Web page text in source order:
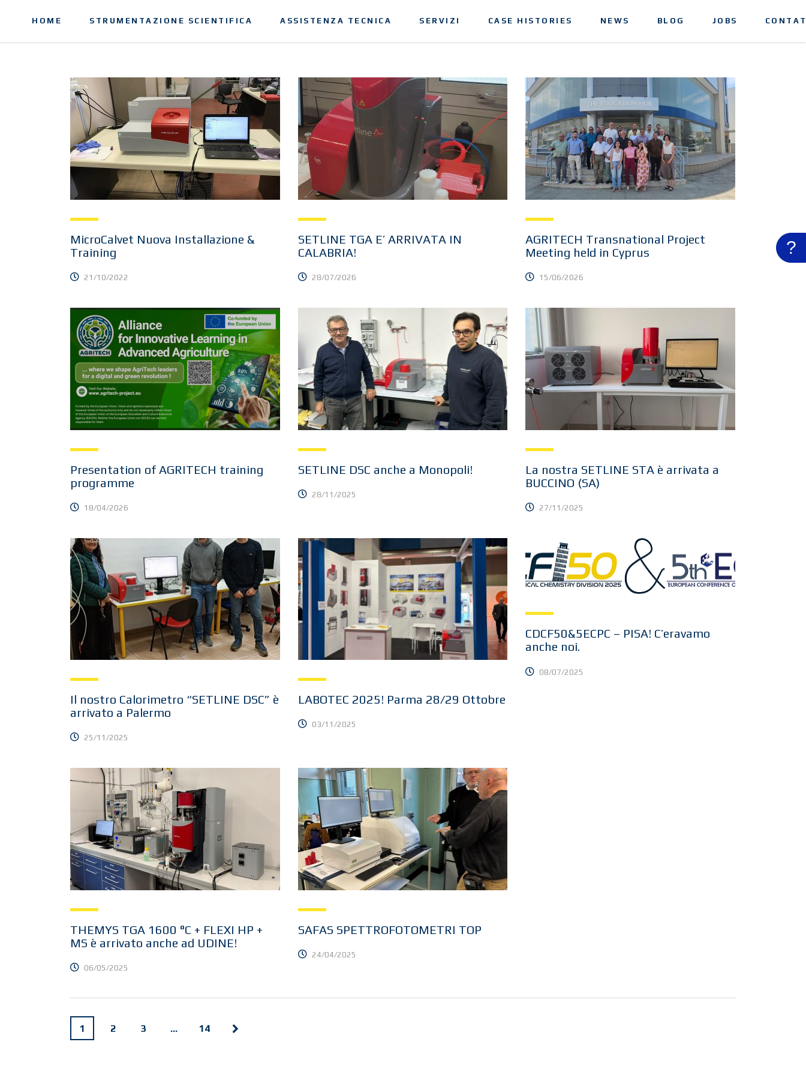
HOME STRUMENTAZIONE SCIENTIFICA ASSISTENZA TECNICA SERVIZI CASE HISTORIES NEWS BLOG JOBS
?
MicroCalvet Nuova Installazione &
Training
21/10/2022
SETLINE TGA E’ ARRIVATA IN
CALABRIA!
28/07/2026
AGRITECH Transnational Project
Meeting held in Cyprus
15/06/2026
Presentation of AGRITECH training
programme
18/04/2026
SETLINE DSC anche a Monopoli!
28/11/2025
La nostra SETLINE STA è arrivata a
BUCCINO (SA)
27/11/2025
Il nostro Calorimetro “SETLINE DSC” è
arrivato a Palermo
25/11/2025
LABOTEC 2025! Parma 28/29 Ottobre
03/11/2025
CDCF50&5ECPC – PISA! C’eravamo
anche noi.
08/07/2025
THEMYS TGA 1600 °C + FLEXI HP +
MS è arrivato anche ad UDINE!
06/05/2025
SAFAS SPETTROFOTOMETRI TOP
24/04/2025
1 2 3 … 14